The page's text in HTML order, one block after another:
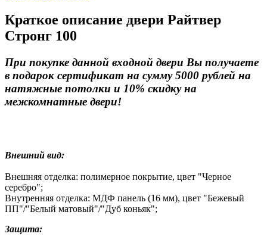
Краткое описание двери Райтвер
Стронг 100
При покупке данной входной двери Вы получаете
в подарок сертификат на сумму 5000 рублей на
натяжные потолки и 10% скидку на
межкомнатные двери!
Внешний вид:
Внешняя отделка: полимерное покрытие, цвет "Черное
серебро";
Внутренняя отделка: МДФ панель (16 мм), цвет "Бежевый
ПП"/"Белый матовый"/"Дуб коньяк";
Защита: